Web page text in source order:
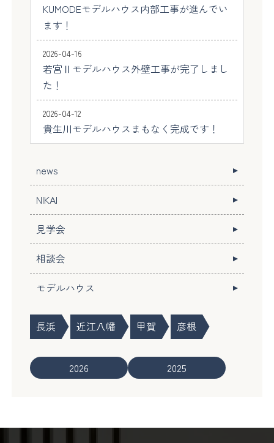
KUMODEモデルハウス内部工事が進んでい
ます！
2026-04-16
若宮Ⅱモデルハウス外壁工事が完了しまし
た！
2026-04-12
貴生川モデルハウスまもなく完成です！
news
NIKAI
見学会
相談会
モデルハウス
長浜 近江八幡 甲賀 彦根
2026 2025